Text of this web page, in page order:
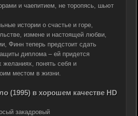
и чаепитием, не торопясь, шьют
истории о счастье и горе,
измене и настоящей любви,
Финн теперь предстоит сдать
диплома – ей придется
желаниях, понять себя и
местом в жизни.
(1995) в хорошем качестве HD
закадровый